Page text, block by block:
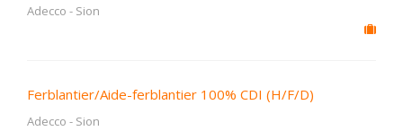
Adecco - Sion
Ferblantier/Aide-ferblantier 100% CDI (H/F/D)
Adecco - Sion